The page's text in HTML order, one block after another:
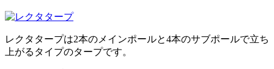
レクタタープは2本のメインポールと4本のサブポールで立ち
上がるタイプのタープです。